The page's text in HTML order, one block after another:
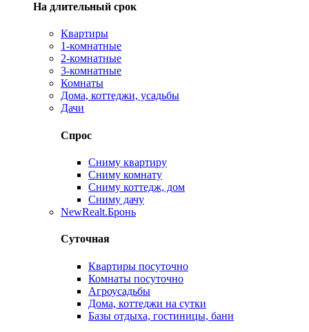
На длительный срок
Квартиры
1-комнатные
2-комнатные
3-комнатные
Комнаты
Дома, коттеджи, усадьбы
Дачи
Спрос
Сниму квартиру
Сниму комнату
Сниму коттедж, дом
Сниму дачу
NewRealt.Бронь
Суточная
Квартиры посуточно
Комнаты посуточно
Агроусадьбы
Дома, коттеджи на сутки
Базы отдыха, гостиницы, бани